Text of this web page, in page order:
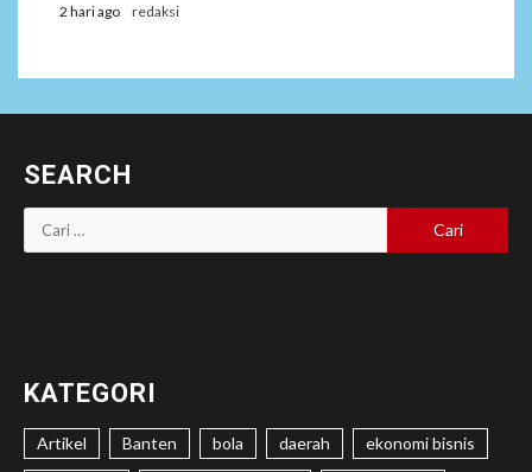
2 hari ago redaksi
SEARCH
Cari
untuk:
KATEGORI
Artikel Banten bola daerah ekonomi bisnis